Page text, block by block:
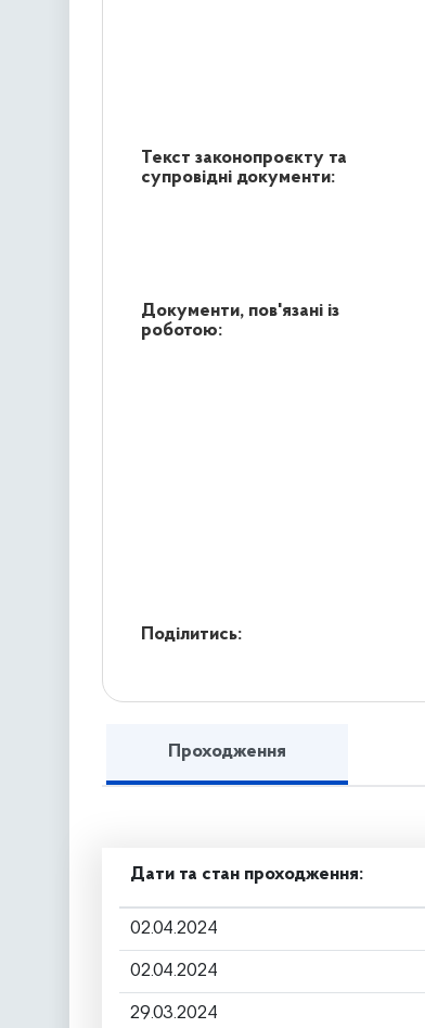
Текст законопроєкту та
супровідні документи:
Документи, пов'язані із
роботою:
Поділитись:
Проходження
Дати та стан проходження:
02.04.2024
02.04.2024
29.03.2024